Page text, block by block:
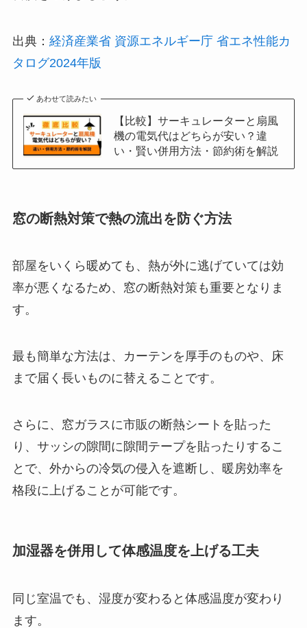
出典： 経済産業省 資源エネルギー庁 省エネ性能カ
タログ2024年版
あわせて読みたい
【比較】サーキュレーターと扇風
機の電気代はどちらが安い？違
い・賢い併用方法・節約術を解説
窓の断熱対策で熱の流出を防ぐ方法
部屋をいくら暖めても、熱が外に逃げていては効
率が悪くなるため、窓の断熱対策も重要となりま
す。
最も簡単な方法は、カーテンを厚手のものや、床
まで届く長いものに替えることです。
さらに、窓ガラスに市販の断熱シートを貼った
り、サッシの隙間に隙間テープを貼ったりするこ
とで、外からの冷気の侵入を遮断し、暖房効率を
格段に上げることが可能です。
加湿器を併用して体感温度を上げる工夫
同じ室温でも、湿度が変わると体感温度が変わり
ます。